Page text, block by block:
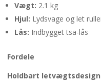
Vægt: 2.1 kg
Hjul: Lydsvage og let
Lås: Indbygget tsa-lås
Fordele
Holdbart letvægtsdesign